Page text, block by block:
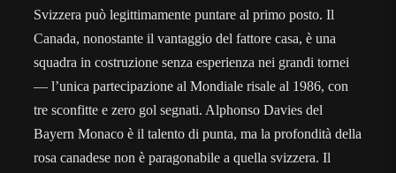
Svizzera può legittimamente puntare al primo posto. Il
Canada, nonostante il vantaggio del fattore casa, è una
squadra in costruzione senza esperienza nei grandi tornei
— l’unica partecipazione al Mondiale risale al 1986, con
tre sconfitte e zero gol segnati. Alphonso Davies del
Bayern Monaco è il talento di punta, ma la profondità della
rosa canadese non è paragonabile a quella svizzera. Il